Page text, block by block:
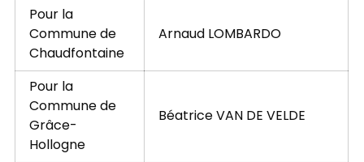
Pour la
Commune de
Chaudfontaine
Arnaud LOMBARDO
Pour la
Commune de
Grâce-
Hollogne
Béatrice VAN DE VELDE